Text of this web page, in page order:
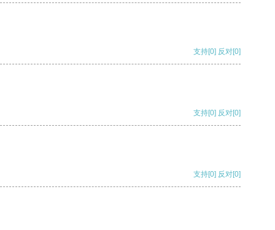
支持[0] 反对[0]
支持[0] 反对[0]
支持[0] 反对[0]